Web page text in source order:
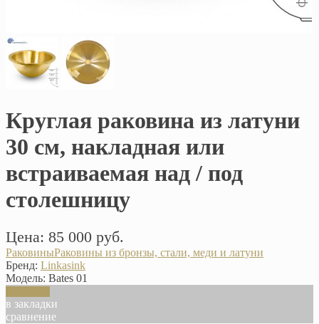
Круглая раковина из латуни
30 см, накладная или
встраиваемая над / под
столешницу
Цена: 85 000 руб.
РаковиныРаковины из бронзы, стали, меди и латуни
Бренд: Linkasink
Модель: Bates 01
в закладки
сравнение